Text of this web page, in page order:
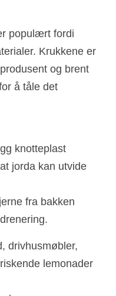
populært fordi
Krukkene er
og brent
å tåle det
knotteplast
jorda kan utvide
fra bakken
drivhusmøbler,
lemonader